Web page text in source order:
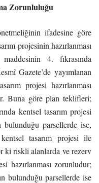
Zorunluluğu
ifadesine göre
projesinin hazırlanması
4. fıkrasında
Gazete’de yayımlanan
projesi hazırlanması
Buna göre plan teklifleri;
kentsel tasarım projesi
parsellerde ise,
tasarım projesi ile
ki riskli alanlarda ve rezerv
hazırlanması zorunludur;
bulunduğu parsellerde ise